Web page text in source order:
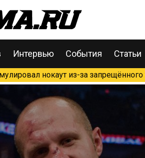
Интервью События Статьи
нокаут из-за